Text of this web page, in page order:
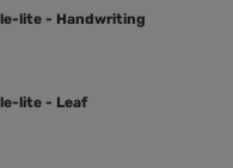
lite - Handwriting
lite - Leaf